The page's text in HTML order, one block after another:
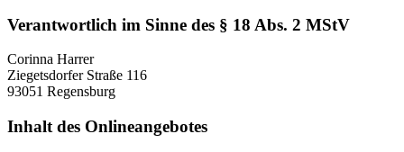
Verantwortlich im Sinne des § 18 Abs. 2 MStV
Corinna Harrer
Ziegetsdorfer Straße 116
93051 Regensburg
Inhalt des Onlineangebotes